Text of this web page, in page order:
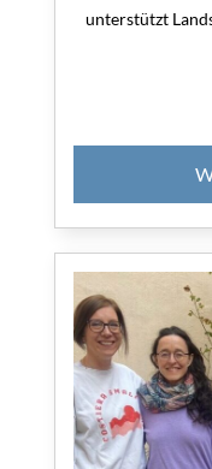
unterstützt